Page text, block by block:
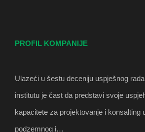
PROFIL KOMPANIJE
Ulazeći u šestu deceniju uspješnog
institutu je čast da predstavi svoje
kapacitete za projektovanje i konsalting
podzemnog i…